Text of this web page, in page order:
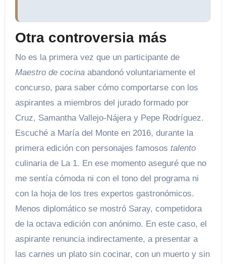
Otra controversia más
No es la primera vez que un participante de
Maestro de cocinaabandonó voluntariamente el
concurso, para saber cómo comportarse con los
aspirantes a miembros del jurado formado por
Cruz, Samantha Vallejo-Nájera y Pepe Rodríguez.
Escuché a María del Monte en 2016, durante la
primera edición con personajes famosos talento
culinaria de La 1. En ese momento aseguré que no
me sentía cómoda ni con el tono del programa ni
con la hoja de los tres expertos gastronómicos.
Menos diplomático se mostró Saray, competidora
de la octava edición con anónimo. En este caso, el
aspirante renuncia indirectamente, a presentar a
las carnes un plato sin cocinar, con un muerto y sin